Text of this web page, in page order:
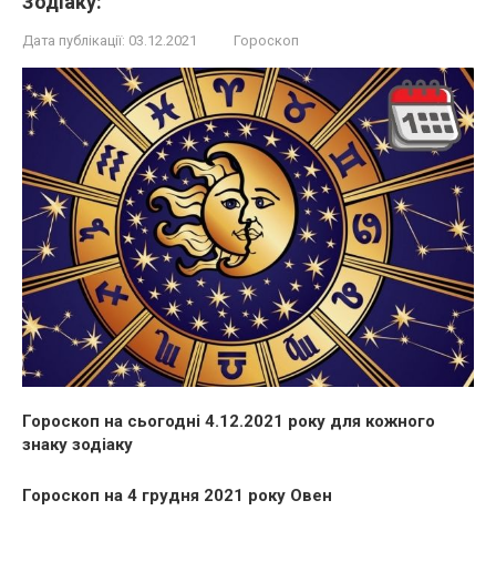
Дата публікації: 03.12.2021 Гороскоп
Гороскоп на сьогодні 4.12.2021 року для кожного
знаку зодіаку
Гороскоп на 4 грудня 2021 року Овен